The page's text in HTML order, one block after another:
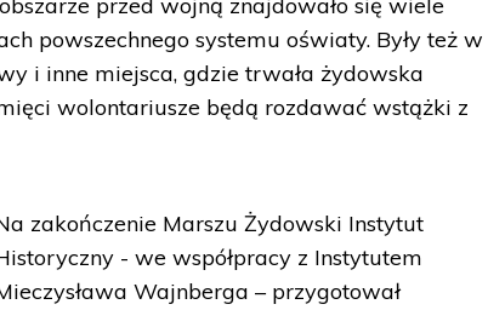
powszechnego systemu oświaty. Były też w
i inne miejsca, gdzie trwała żydowska
wolontariusze będą rozdawać wstążki z
zakończenie Marszu Żydowski Instytut
- we współpracy z Instytutem
Wajnberga – przygotował